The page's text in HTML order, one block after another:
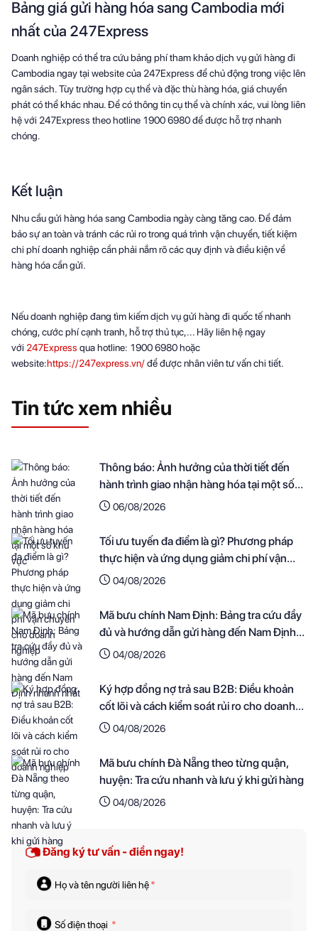
Bảng giá gửi hàng hóa sang Cambodia mới
nhất của 247Express
Doanh nghiệp có thể tra cứu bảng phí tham khảo dịch vụ gửi hàng đi
Cambodia ngay tại website của 247Express để chủ động trong việc lên
ngân sách. Tùy trường hợp cụ thể và đặc thù hàng hóa, giá chuyển
phát có thể khác nhau. Để có thông tin cụ thể và chính xác, vui lòng liên
hệ với 247Express theo hotline 1900 6980 để được hỗ trợ nhanh
chóng.
Kết luận
Nhu cầu gửi hàng hóa sang Cambodia ngày càng tăng cao. Để đảm
bảo sự an toàn và tránh các rủi ro trong quá trình vận chuyển, tiết kiệm
chi phí doanh nghiệp cần phải nắm rõ các quy định và điều kiện về
hàng hóa cần gửi.
Nếu doanh nghiệp đang tìm kiếm dịch vụ gửi hàng đi quốc tế nhanh
chóng, cước phí cạnh tranh, hỗ trợ thủ tục,... Hãy liên hệ ngay
với 247Express qua hotline: 1900 6980 hoặc
website:https://247express.vn/để được nhân viên tư vấn chi tiết.
Tin tức xem nhiều
Thông báo: Ảnh hưởng của thời tiết đến
hành trình giao nhận hàng hóa tại một số
khu vực
06/08/2026
Tối ưu tuyến đa điểm là gì? Phương pháp
thực hiện và ứng dụng giảm chi phí vận
chuyển cho doanh nghiệp
04/08/2026
Mã bưu chính Nam Định: Bảng tra cứu đầy
đủ và hướng dẫn gửi hàng đến Nam Định
nhanh nhất
04/08/2026
Ký hợp đồng nợ trả sau B2B: Điều khoản
cốt lõi và cách kiểm soát rủi ro cho doanh
nghiệp
04/08/2026
Mã bưu chính Đà Nẵng theo từng quận,
huyện: Tra cứu nhanh và lưu ý khi gửi hàng
04/08/2026
Đăng ký tư vấn - điền ngay!
Họ và tên người liên hệ*
Số điện thoại *